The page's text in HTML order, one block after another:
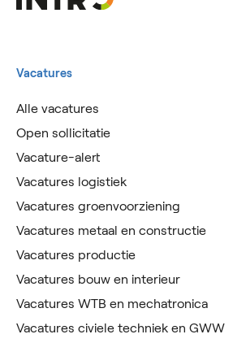
Vacatures
Alle vacatures
Open sollicitatie
Vacature-alert
Vacatures logistiek
Vacatures groenvoorziening
Vacatures metaal en constructie
Vacatures productie
Vacatures bouw en interieur
Vacatures WTB en mechatronica
Vacatures civiele techniek en GWW